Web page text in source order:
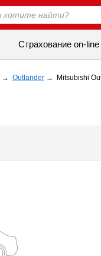
Cтрахование on-line
→ Outlander → Mitsubishi